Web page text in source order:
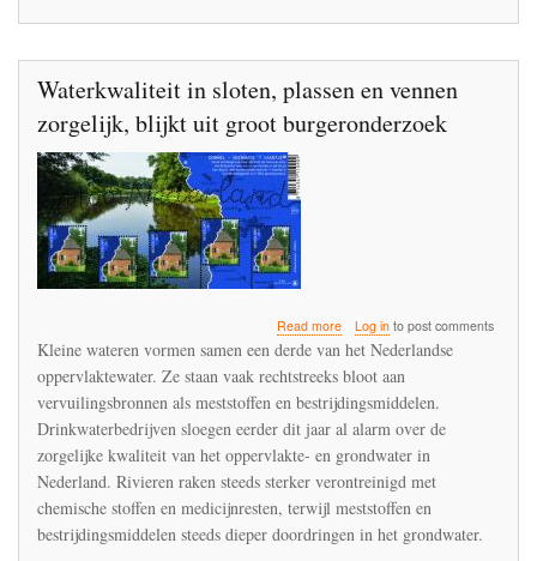
Waterkwaliteit in sloten, plassen en vennen
zorgelijk, blijkt uit groot burgeronderzoek
Read moreabout
Waterkwaliteit
sloten,
plassen
en
zorgelijk,
blijkt
uit
groot
burgeronderzoek
Log into post comments
Kleine wateren vormen samen een derde van het Nederlandse
oppervlaktewater. Ze staan vaak rechtstreeks bloot aan
vervuilingsbronnen als meststoffen en bestrijdingsmiddelen.
Drinkwaterbedrijven sloegen eerder dit jaar al alarm over de
zorgelijke kwaliteit van het oppervlakte- en grondwater in
Nederland. Rivieren raken steeds sterker verontreinigd met
chemische stoffen en medicijnresten, terwijl meststoffen en
bestrijdingsmiddelen steeds dieper doordringen in het grondwater.